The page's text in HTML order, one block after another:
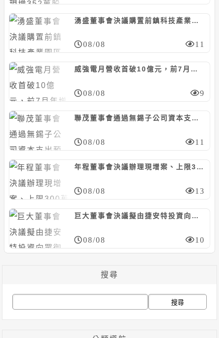
湧盛董事會決議購置前鎮科技產業園區廠房，計6381萬元
08/08 11
威強電月營收首破10億元，前7月年增27%
08/08 9
聯茂董事會通過無錫子公司資本支出預算案，預計21.3億人民幣
08/08 11
年程董事會決議辦理現增案、上限300萬股，暫訂每股20~35元
08/08 13
巨大董事會決議擬由捷安特投資向眾御收購鼎鎂新材料科技股份，上限5.97億人民幣
08/08 10
搜尋